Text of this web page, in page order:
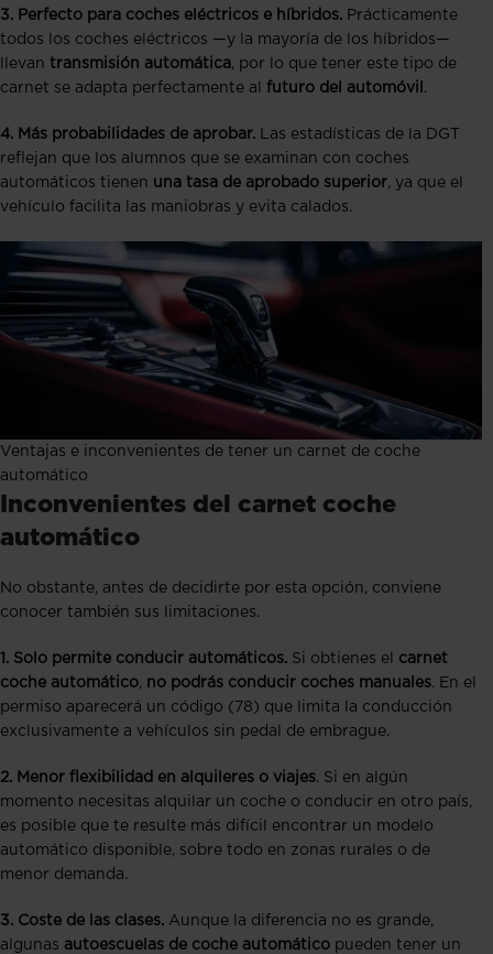
3. Perfecto para coches eléctricos e híbridos. Prácticamente
todos los coches eléctricos —y la mayoría de los híbridos—
llevan transmisión automática, por lo que tener este tipo de
carnet se adapta perfectamente al futuro del automóvil .
4. Más probabilidades de aprobar.
Las estadísticas de la DGT
reflejan que los alumnos que se examinan con coches
automáticos tienen una tasa de aprobado superior, ya que el
vehículo facilita las maniobras y evita calados.
Ventajas e inconvenientes de tener un carnet de coche
automático
Inconvenientes del carnet coche
automático
No obstante, antes de decidirte por esta opción, conviene
conocer también sus limitaciones.
1. Solo permite conducir automáticos. Si obtienes el carnet
coche automático, no podrás conducir coches manuales. En el
permiso aparecerá un código (78) que limita la conducción
exclusivamente a vehículos sin pedal de embrague.
2. Menor flexibilidad en alquileres o viajes. Si en algún
momento necesitas alquilar un coche o conducir en otro país,
es posible que te resulte más difícil encontrar un modelo
automático disponible, sobre todo en zonas rurales o de
menor demanda.
3. Coste de las clases. Aunque la diferencia no es grande,
algunas autoescuelas de coche automático pueden tener un